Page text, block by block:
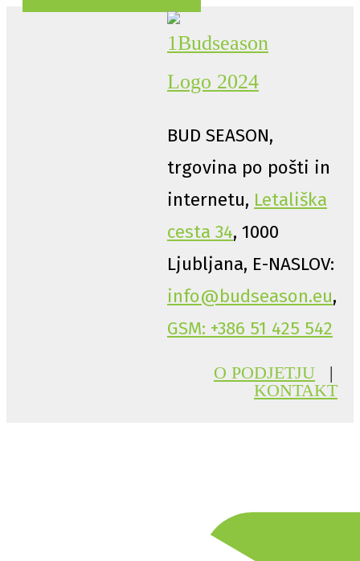
BUD SEASON,
trgovina po pošti in
internetu, Letališka
cesta 34, 1000
Ljubljana, E-NASLOV:
info@budseason.eu,
GSM: +386 51 425 542
O PODJETJU |
KONTAKT